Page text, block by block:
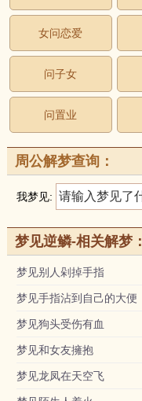
女问恋爱
问子女
问置业
周公解梦查询：
我梦见:
梦见逆鳞-相关解梦：
梦见别人剁掉手指
梦见手指沾到自己的大便
梦见狗头受伤有血
梦见和女友擁抱
梦见龙凤在天空飞